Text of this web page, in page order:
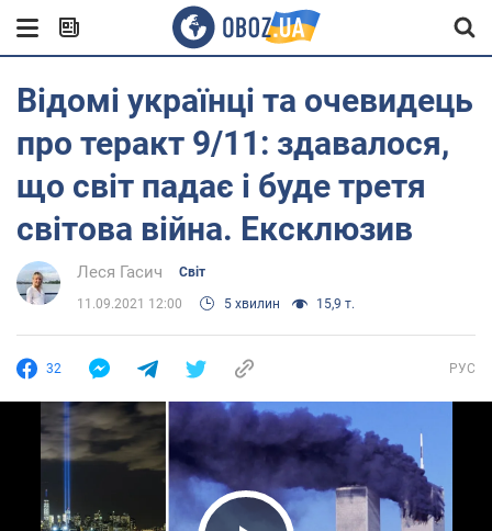
Відомі українці та очевидець
про теракт 9/11: здавалося,
що світ падає і буде третя
світова війна. Ексклюзив
Леся Гасич Світ
11.09.2021 12:00 5 хвилин 15,9 т.
32 РУС